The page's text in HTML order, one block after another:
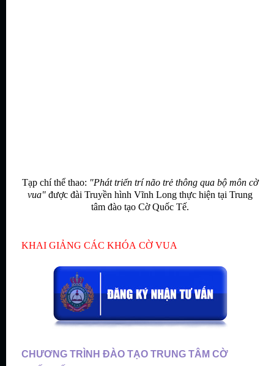
Tạp chí thể thao: "Phát triển trí não trẻ thông qua bộ môn cờ
vua" được đài Truyền hình Vĩnh Long thực hiện tại Trung
tâm đào tạo Cờ Quốc Tế.
KHAI GIẢNG CÁC KHÓA CỜ VUA
CHƯƠNG TRÌNH ĐÀO TẠO TRUNG TÂM CỜ